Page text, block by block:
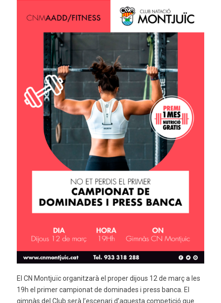
El CN Montjuïc organitzarà el proper dijous 12 de març a les
19h el primer campionat de dominades i press banca. El
gimnàs del Club serà l’escenari d’aquesta competició que